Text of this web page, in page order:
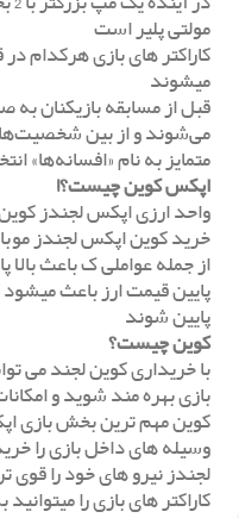
مولتی پلیر است
کاراکتر های بازی هرکدام
میشوند
قبل از مسابقه بازیکنان
می‌شوند و از بین
متمایز به نام «افسانه‌ها»
اپکس کوینچیست؟!
واحد ارزی اپکس لجندز
خرید کوین اپکس لجندز
از جمله عواملی ک باعث بالا
پایین قیمت ارز باعث
پایین شوند
کوین چیست؟
با خریداری کوین لجند می
بازی بهره مند شوید و
کوین مهم ترین بخش بازی
وسیله های داخل بازی را
لجندز نیرو های خود را
کاراکتر های بازی را